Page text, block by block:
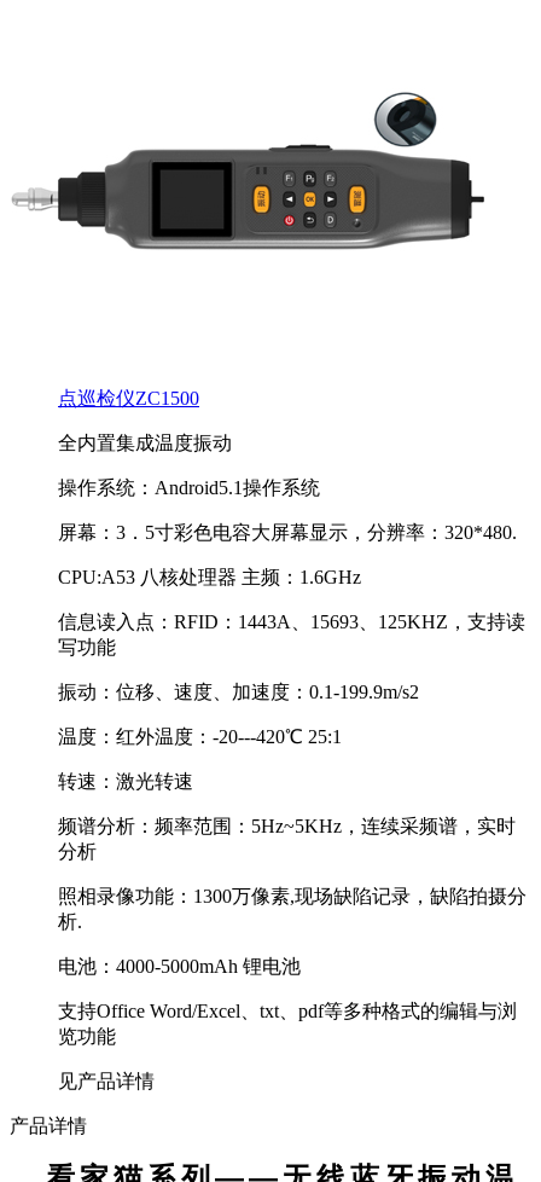
点巡检仪ZC1500
全内置集成温度振动
操作系统：Android5.1操作系统
屏幕：3．5寸彩色电容大屏幕显示，分辨率：320*480.
CPU:A53 八核处理器 主频：1.6GHz
信息读入点：RFID：1443A、15693、125KHZ，支持读
写功能
振动：位移、速度、加速度：0.1-199.9m/s2
温度：红外温度：-20---420℃ 25:1
转速：激光转速
频谱分析：频率范围：5Hz~5KHz，连续采频谱，实时
分析
照相录像功能：1300万像素,现场缺陷记录，缺陷拍摄分
析.
电池：4000-5000mAh 锂电池
支持Office Word/Excel、txt、pdf等多种格式的编辑与浏
览功能
见产品详情
产品详情